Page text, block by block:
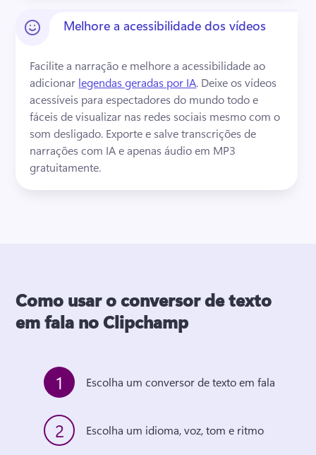
Melhore a acessibilidade dos vídeos
Facilite a narração e melhore a acessibilidade ao
adicionar legendas geradas por IA. Deixe os vídeos
acessíveis para espectadores do mundo todo e
fáceis de visualizar nas redes sociais mesmo com o
som desligado. Exporte e salve transcrições de
narrações com IA e apenas áudio em MP3
gratuitamente.
Como usar o conversor de texto
em fala no Clipchamp
1 Escolha um conversor de texto em fala
2 Escolha um idioma, voz, tom e ritmo